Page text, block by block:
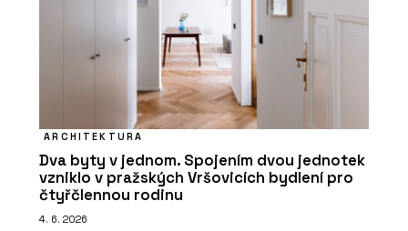
ARCHITEKTURA
Dva byty v jednom. Spojením dvou jednotek
vzniklo v pražských Vršovicích bydlení pro
čtyřčlennou rodinu
4. 6. 2026